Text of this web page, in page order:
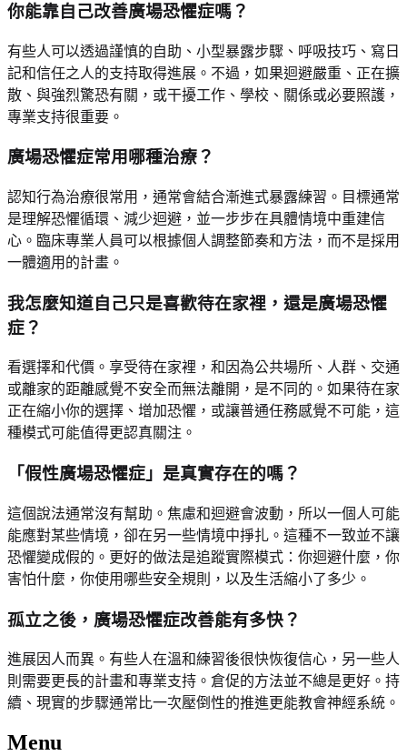
你能靠自己改善廣場恐懼症嗎？
有些人可以透過謹慎的自助、小型暴露步驟、呼吸技巧、寫日
記和信任之人的支持取得進展。不過，如果迴避嚴重、正在擴
散、與強烈驚恐有關，或干擾工作、學校、關係或必要照護，
專業支持很重要。
廣場恐懼症常用哪種治療？
認知行為治療很常用，通常會結合漸進式暴露練習。目標通常
是理解恐懼循環、減少迴避，並一步步在具體情境中重建信
心。臨床專業人員可以根據個人調整節奏和方法，而不是採用
一體適用的計畫。
我怎麼知道自己只是喜歡待在家裡，還是廣場恐懼
症？
看選擇和代價。享受待在家裡，和因為公共場所、人群、交通
或離家的距離感覺不安全而無法離開，是不同的。如果待在家
正在縮小你的選擇、增加恐懼，或讓普通任務感覺不可能，這
種模式可能值得更認真關注。
「假性廣場恐懼症」是真實存在的嗎？
這個說法通常沒有幫助。焦慮和迴避會波動，所以一個人可能
能應對某些情境，卻在另一些情境中掙扎。這種不一致並不讓
恐懼變成假的。更好的做法是追蹤實際模式：你迴避什麼，你
害怕什麼，你使用哪些安全規則，以及生活縮小了多少。
孤立之後，廣場恐懼症改善能有多快？
進展因人而異。有些人在溫和練習後很快恢復信心，另一些人
則需要更長的計畫和專業支持。倉促的方法並不總是更好。持
續、現實的步驟通常比一次壓倒性的推進更能教會神經系統。
Menu